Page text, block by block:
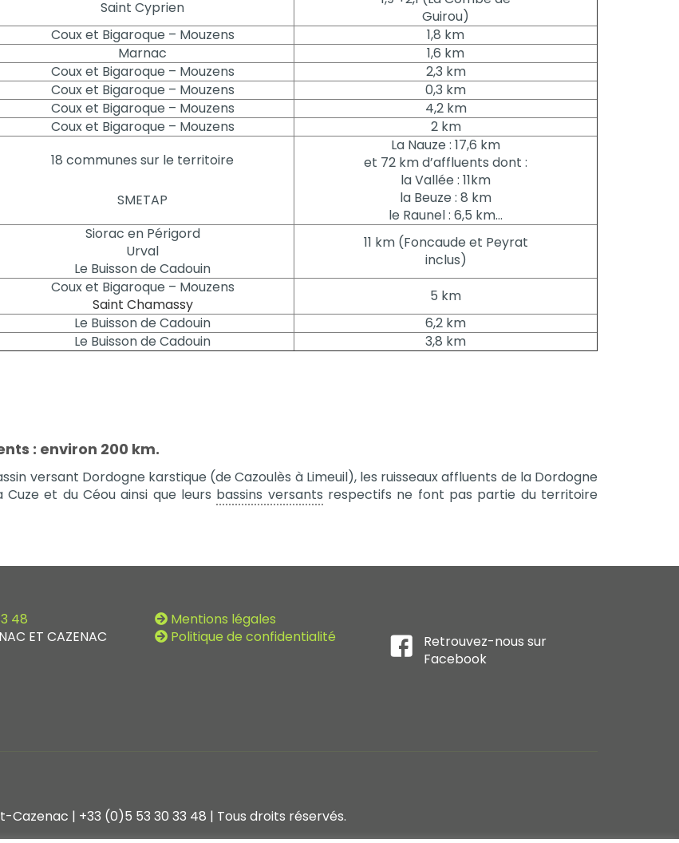
Saint Cyprien
Guirou)
Coux et Bigaroque – Mouzens
1,8 km
Marnac
1,6 km
Coux et Bigaroque – Mouzens
2,3 km
Coux et Bigaroque – Mouzens
0,3 km
Coux et Bigaroque – Mouzens
4,2 km
Coux et Bigaroque – Mouzens 2 km
18 communes sur le territoire
SMETAP
La Nauze : 17,6 km
et 72 km d’affluents dont :
la Vallée : 11km
la Beuze : 8 km
le Raunel : 6,5 km…
Siorac en Périgord
Urval
Le Buisson de Cadouin
11 km (Foncaude et Peyrat
inclus)
Coux et Bigaroque – Mouzens
Saint Chamassy
5 km
Le Buisson de Cadouin
6,2 km
Le Buisson de Cadouin 3,8 km
: environ 200 km.
versant Dordogne karstique (de Cazoulès à Limeuil), les ruisseaux affluents de la Dordogne
Cuze et du Céou ainsi que leurs bassins versants respectifs ne font pas partie du territoire
48
ET CAZENAC
Mentions légales
Politique de confidentialité
Retrouvez-nous sur
Facebook
Cazenac | +33 (0)5 53 30 33 48 | Tous droits réservés.